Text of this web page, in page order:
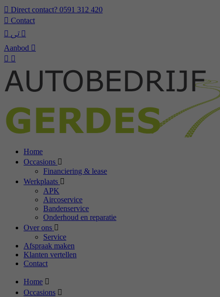
Direct contact? 0591 312 420
Contact
Aanbod
Home
Occasions
Financiering & lease
Werkplaats
APK
Aircoservice
Bandenservice
Onderhoud en reparatie
Over ons
Service
Afspraak maken
Klanten vertellen
Contact
Home
Occasions